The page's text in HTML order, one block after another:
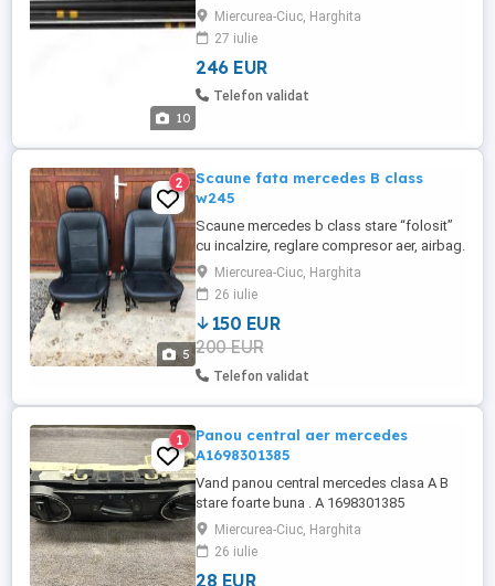
10
ORIGINALI SNR) www puntespate ro PRET
PUNTE COMPLETA pt. modelul PARTNER
1.290. ron + punte veche la schimb ( cu
toate barele de torsiune ) PRET cu TOT cu
MONTAJ la NOI in ATELIER : Peugeot
Miercurea-Ciuc, Harghita
27 iulie
246 EUR
Telefon validat
5
2
Scaune fata mercedes B class
w245
Scaune mercedes b class stare “folosit”
cu incalzire, reglare compresor aer, airbag.
Scaunul soferului necesita alta husa la
sezut. Mai sunt si banchetele spate, stare
foarte buna si fete usi. Pretul total e
negociabil
Miercurea-Ciuc, Harghita
26 iulie
150 EUR
200 EUR
Telefon validat
1
Panou central aer mercedes
A1698301385
Vand panou central mercedes clasa A B
stare foarte buna . A 1698301385
Miercurea-Ciuc, Harghita
26 iulie
28 EUR